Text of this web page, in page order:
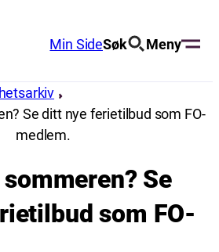
Min SideSøk Meny
Se ditt nye ferietilbud som FO-
medlem.
Se
som FO-